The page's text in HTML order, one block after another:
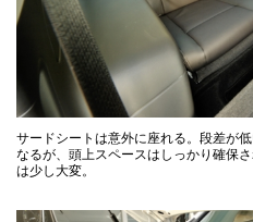
サードシートは意外に座れる。段差が
なるが、頭上スペースはしっかり確保
は少し大変。